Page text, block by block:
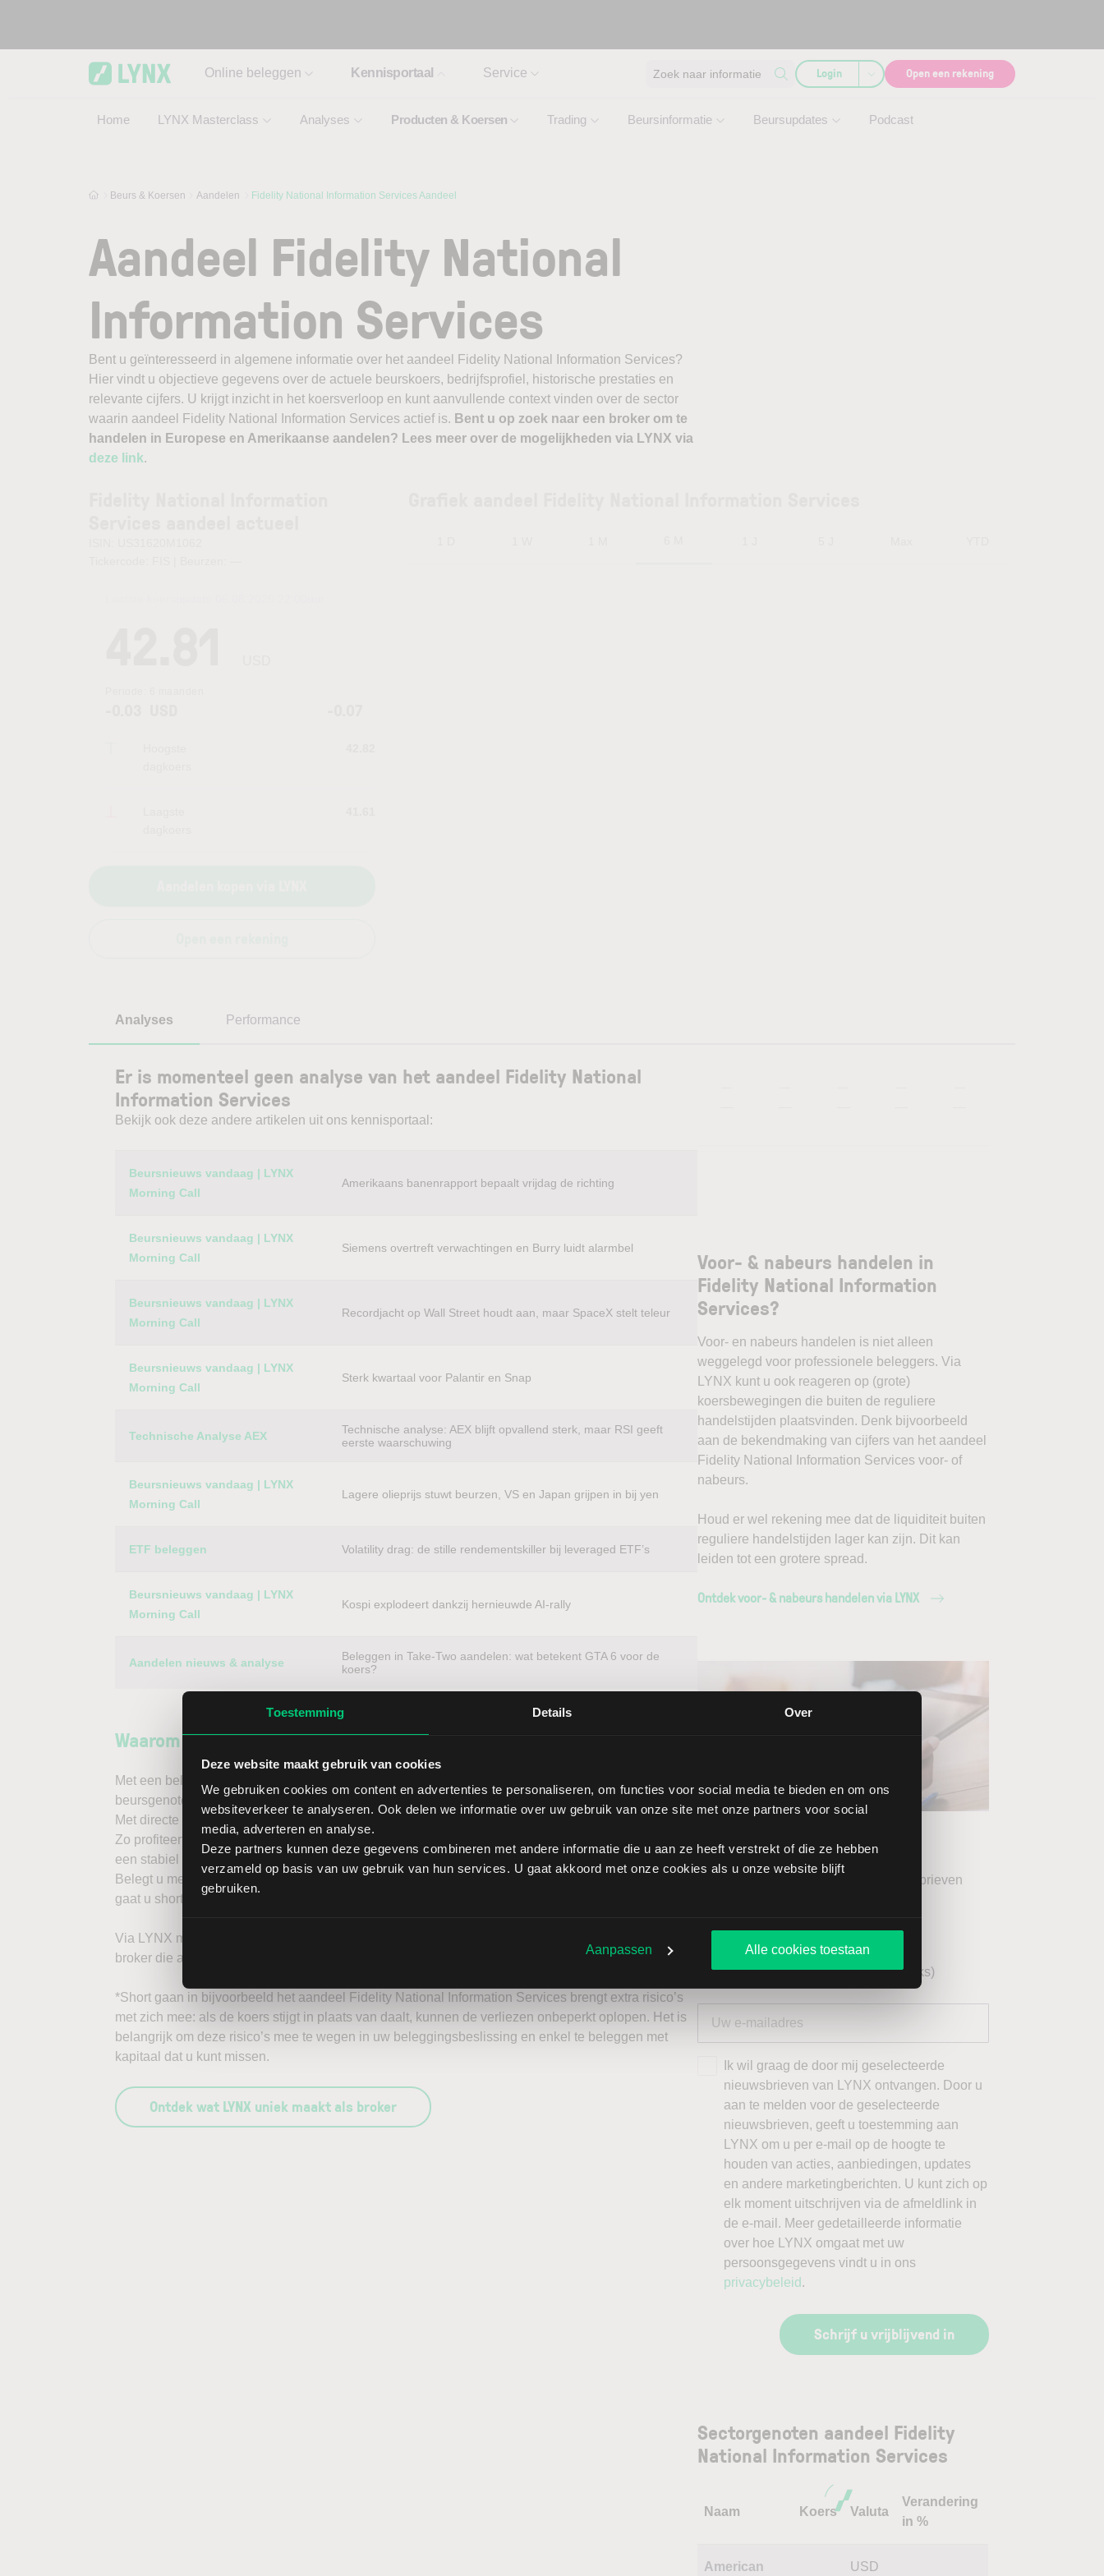
Toestemming Details Over
Deze website maakt gebruik van cookies
We gebruiken cookies om content en advertenties te personaliseren, om functies voor social media te bieden en om ons
websiteverkeer te analyseren. Ook delen we informatie over uw gebruik van onze site met onze partners voor social
media, adverteren en analyse.
Deze partners kunnen deze gegevens combineren met andere informatie die u aan ze heeft verstrekt of die ze hebben
verzameld op basis van uw gebruik van hun services. U gaat akkoord met onze cookies als u onze website blijft
gebruiken.
Aanpassen Alle cookies toestaan
Online beleggen Kennisportaal
Home LYNX Masterclass Analyses Producten & Koersen Trading Beursinformatie Beursupdates Podcast
Service Zoek naar informatie Login Open een rekening
Beurs & Koersen Aandelen Fidelity National Information Services Aandeel
Aandeel Fidelity National
Information Services
Bent u geïnteresseerd in algemene informatie over het aandeel Fidelity National Information Services?
Hier vindt u objectieve gegevens over de actuele beurskoers, bedrijfsprofiel, historische prestaties en
relevante cijfers. U krijgt inzicht in het koersverloop en kunt aanvullende context vinden over de sector
waarin aandeel Fidelity National Information Services actief is. Bent u op zoek naar een broker om te
handelen in Europese en Amerikaanse aandelen? Lees meer over de mogelijkheden via LYNX via
deze link.
Analyses Performance
Er is momenteel geen analyse van het aandeel Fidelity National
Information Services
Bekijk ook deze andere artikelen uit ons kennisportaal:
Category Titel
Beursnieuws vandaag | LYNX
Morning Call
Amerikaans banenrapport bepaalt vrijdag de richting
Beursnieuws vandaag | LYNX
Morning Call
Siemens overtreft verwachtingen en Burry luidt alarmbel
Beursnieuws vandaag | LYNX
Morning Call
Recordjacht op Wall Street houdt aan, maar SpaceX stelt teleur
Beursnieuws vandaag | LYNX
Morning Call
Sterk kwartaal voor Palantir en Snap
Technische Analyse AEX
Technische analyse: AEX blijft opvallend sterk, maar RSI geeft
eerste waarschuwing
Beursnieuws vandaag | LYNX
Morning Call
Lagere olieprijs stuwt beurzen, VS en Japan grijpen in bij yen
ETF beleggen Volatility drag: de stille rendementskiller bij leveraged ETF’s
Beursnieuws vandaag | LYNX
Morning Call
Kospi explodeert dankzij hernieuwde AI-rally
Aandelen nieuws & analyse
Beleggen in Take-Two aandelen: wat betekent GTA 6 voor de
koers?
Waarom via LYNX in aandelen beleggen?
Met een beleggingsrekening via LYNX handelt u voordelig in aandelen van vrijwel elk
beursgenoteerd bedrijf ter wereld – dus ook van het aandeel Fidelity National Information Services.
Met directe toegang tot wereldwijde beurzen koopt u buitenlandse aandelen direct op de thuismarkt.
Zo profiteert u van een hoog handelsvolume en een lage spread. Handelen doet u daarnaast via
een stabiel platform met innovatieve trading tools, waarmee u direct gedegen analyses kunt maken.
Belegt u met het oog op een stijgende koers door long te gaan, of verwacht u een dalende koers en
gaat u short*?
Via LYNX maakt u de volgende stap in beleggen. Ontdek alle voordelen van beleggen via een
broker die aandelenbeleggers serieus neemt.
*Short gaan in bijvoorbeeld het aandeel Fidelity National Information Services brengt extra risico’s
met zich mee: als de koers stijgt in plaats van daalt, kunnen de verliezen onbeperkt oplopen. Het is
belangrijk om deze risico’s mee te wegen in uw beleggingsbeslissing en enkel te beleggen met
kapitaal dat u kunt missen.
Ontdek wat LYNX uniek maakt als broker
Voor- & nabeurs handelen in
Fidelity National Information
Services?
Voor- en nabeurs handelen is niet alleen
weggelegd voor professionele beleggers. Via
LYNX kunt u ook reageren op (grote)
koersbewegingen die buiten de reguliere
handelstijden plaatsvinden. Denk bijvoorbeeld
aan de bekendmaking van cijfers van het aandeel
Fidelity National Information Services voor- of
nabeurs.
Houd er wel rekening mee dat de liquiditeit buiten
reguliere handelstijden lager kan zijn. Dit kan
leiden tot een grotere spread.
Ontdek voor- & nabeurs handelen via LYNX
Ontvang de LYNX
Nieuwsbrieven
Selecteer uw gewenste LYNX Nieuwsbrieven
LYNX Morning Call (dagelijks)
Technische analyse AEX (wekelijks)
Ik wil graag de door mij geselecteerde
nieuwsbrieven van LYNX ontvangen. Door u
aan te melden voor de geselecteerde
nieuwsbrieven, geeft u toestemming aan
LYNX om u per e-mail op de hoogte te
houden van acties, aanbiedingen, updates
en andere marketingberichten. U kunt zich op
elk moment uitschrijven via de afmeldlink in
de e-mail. Meer gedetailleerde informatie
over hoe LYNX omgaat met uw
persoonsgegevens vindt u in ons
privacybeleid .
Schrijf u vrijblijvend in
Sectorgenoten aandeel Fidelity
National Information Services
Naam Koers Valuta
Verandering
in %
American
USD